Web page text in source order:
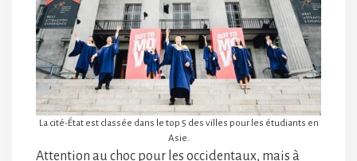
La cité-État est classée dans le top 5 des villes pour les étudiants en
Asie.
Attention au choc pour les occidentaux, mais à